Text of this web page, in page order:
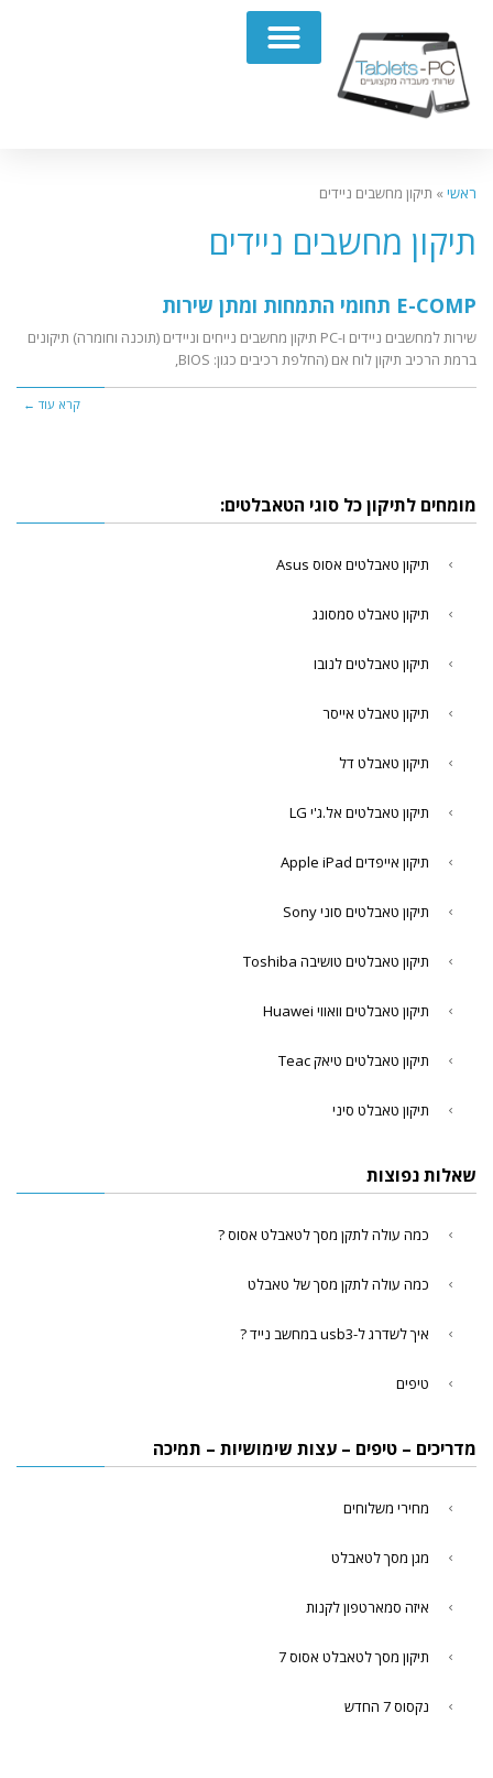
ראשי » תיקון מחשבים ניידים
תיקון מחשבים ניידים
E-COMP תחומי התמחות ומתן שירות
שירות למחשבים ניידים ו-PC תיקון מחשבים נייחים וניידים (תוכנה וחומרה) תיקונים
ברמת הרכיב תיקון לוח אם (החלפת רכיבים כגון: BIOS,
קרא עוד ←
מומחים לתיקון כל סוגי הטאבלטים:
תיקון טאבלטים אסוס Asus
תיקון טאבלט סמסונג
תיקון טאבלטים לנובו
תיקון טאבלט אייסר
תיקון טאבלט דל
תיקון טאבלטים אל.ג'י LG
תיקון אייפדים Apple iPad
תיקון טאבלטים סוני Sony
תיקון טאבלטים טושיבה Toshiba
תיקון טאבלטים וואווי Huawei
תיקון טאבלטים טיאק Teac
תיקון טאבלט סיני
שאלות נפוצות
כמה עולה לתקן מסך לטאבלט אסוס ?
כמה עולה לתקן מסך של טאבלט
איך לשדרג ל-usb3 במחשב נייד ?
טיפים
מדריכים – טיפים – עצות שימושיות – תמיכה
מחירי משלוחים
מגן מסך לטאבלט
איזה סמארטפון לקנות
תיקון מסך לטאבלט אסוס 7
נקסוס 7 החדש